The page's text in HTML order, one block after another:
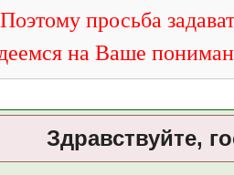
просьба
на Ваше
Здравствуйте,